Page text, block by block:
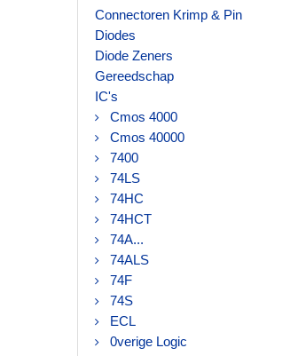
Connectoren Krimp & Pin
Diodes
Diode Zeners
Gereedschap
IC's
Cmos 4000
Cmos 40000
7400
74LS
74HC
74HCT
74A...
74ALS
74F
74S
ECL
0verige Logic